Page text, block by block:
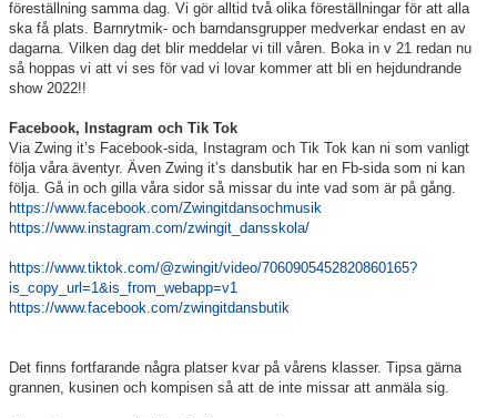
föreställning samma dag. Vi gör alltid två olika föreställningar för att alla
ska få plats. Barnrytmik- och barndansgrupper medverkar endast en av
dagarna. Vilken dag det blir meddelar vi till våren. Boka in v 21 redan nu
så hoppas vi att vi ses för vad vi lovar kommer att bli en hejdundrande
show 2022!!
Facebook, Instagram och Tik Tok
Via Zwing it’s Facebook-sida, Instagram och Tik Tok kan ni som vanligt
följa våra äventyr. Även Zwing it’s dansbutik har en Fb-sida som ni kan
följa. Gå in och gilla våra sidor så missar du inte vad som är på gång.
https://www.facebook.com/Zwingitdansochmusik
https://www.instagram.com/zwingit_dansskola/
https://www.tiktok.com/@zwingit/video/7060905452820860165?
is_copy_url=1&is_from_webapp=v1
https://www.facebook.com/zwingitdansbutik
Det finns fortfarande några platser kvar på vårens klasser. Tipsa gärna
grannen, kusinen och kompisen så att de inte missar att anmäla sig.